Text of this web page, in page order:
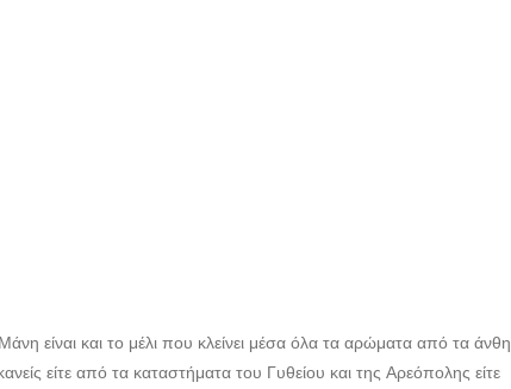
είναι και το μέλι που κλείνει μέσα όλα τα αρώματα από τα άνθη
είτε από τα καταστήματα του Γυθείου και της Αρεόπολης είτε